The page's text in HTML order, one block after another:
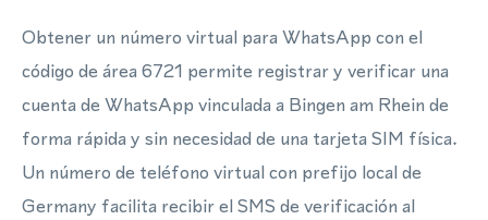
Obtener un número virtual para WhatsApp con el
código de área 6721 permite registrar y verificar una
cuenta de WhatsApp vinculada a Bingen am Rhein de
forma rápida y sin necesidad de una tarjeta SIM física.
Un número de teléfono virtual con prefijo local de
Germany facilita recibir el SMS de verificación al